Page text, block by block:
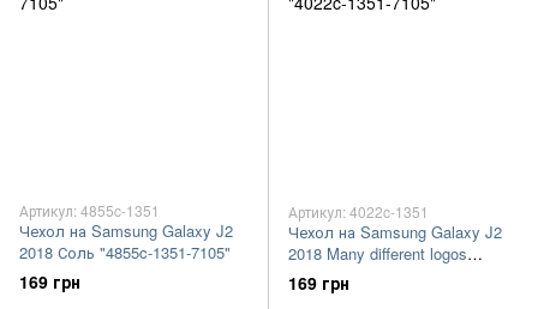
Артикул: 4855c-1351
Чехол на Samsung Galaxy J2
2018 Соль "4855c-1351-7105"
169 грн
Артикул: 4022c-1351
Чехол на Samsung Galaxy J2
2018 Many different logos
"4022c-1351-7105"
169 грн